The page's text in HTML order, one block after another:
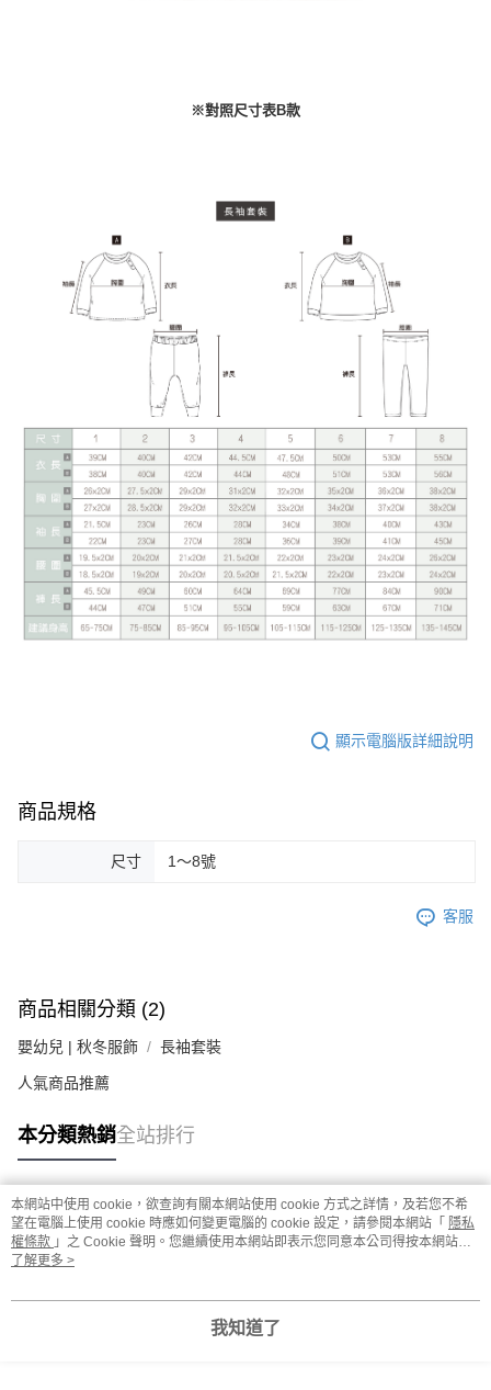
※對照尺寸表B款
顯示電腦版詳細說明
商品規格
尺寸 1～8號
客服
商品相關分類 (2)
嬰幼兒 | 秋冬服飾 長袖套裝
人氣商品推薦
本分類熱銷全站排行
熱門標籤
本網站中使用 cookie，欲查詢有關本網站使用 cookie 方式之詳情，及若您不希
望在電腦上使用 cookie 時應如何變更電腦的 cookie 設定，請參閱本網站「 隱私
權條款 」之 Cookie 聲明。您繼續使用本網站即表示您同意本公司得按本網站使
用條款之 Cookie 聲明使用 cookie。
了解更多 >
我知道了